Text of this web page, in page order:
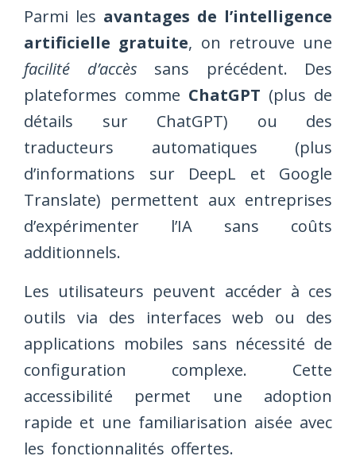
Parmi les avantages de l’intelligence
artificielle gratuite, on retrouve une
facilité d’accès sans précédent. Des
plateformes comme ChatGPT (plus de
détails sur ChatGPT) ou des
traducteurs automatiques (plus
d’informations sur DeepL et Google
Translate) permettent aux entreprises
d’expérimenter l’IA sans coûts
additionnels.
Les utilisateurs peuvent accéder à ces
outils via des interfaces web ou des
applications mobiles sans nécessité de
configuration complexe. Cette
accessibilité permet une adoption
rapide et une familiarisation aisée avec
les fonctionnalités offertes.